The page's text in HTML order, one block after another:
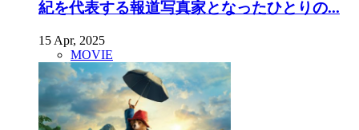
紀を代表する報道写真家となったひとりの...
15 Apr, 2025
MOVIE